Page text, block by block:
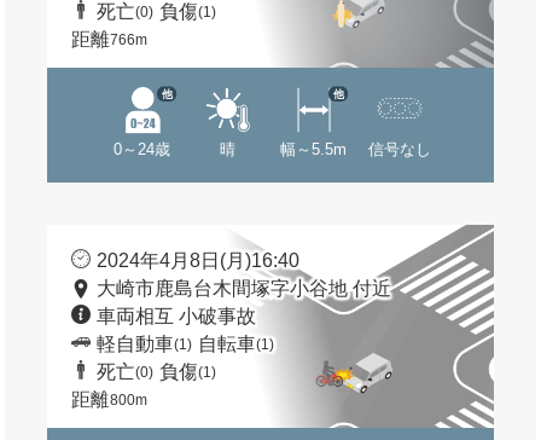
死亡(0) 負傷(1)
距離766m
0～24歳
他
晴 幅～5.5m
他
信号なし
2024年4月8日(月)16:40
大崎市鹿島台木間塚字小谷地 付近
車両相互 小破事故
軽自動車(1) 自転車(1)
死亡(0) 負傷(1)
距離800m